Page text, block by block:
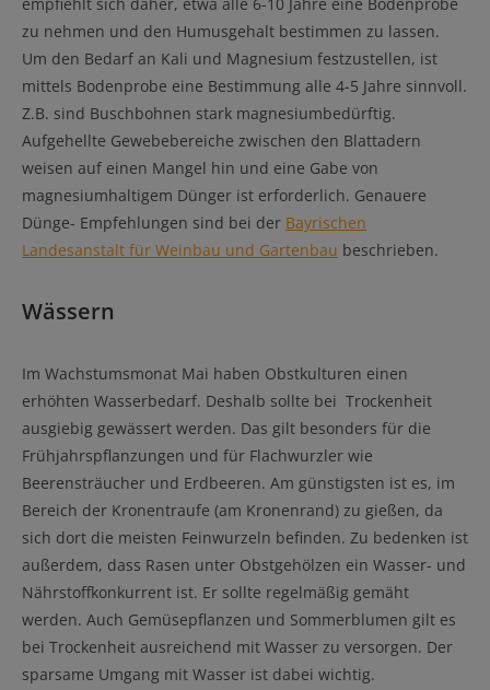
zu nehmen und den Humusgehalt bestimmen zu lassen.
Um den Bedarf an Kali und Magnesium festzustellen, ist
mittels Bodenprobe eine Bestimmung alle 4-5 Jahre sinnvoll.
Z.B. sind Buschbohnen stark magnesiumbedürftig.
Aufgehellte Gewebebereiche zwischen den Blattadern
weisen auf einen Mangel hin und eine Gabe von
magnesiumhaltigem Dünger ist erforderlich. Genauere
Dünge- Empfehlungen sind bei der Bayrischen
Landesanstalt für Weinbau und Gartenbau beschrieben.
Wässern
Im Wachstumsmonat Mai haben Obstkulturen einen
erhöhten Wasserbedarf. Deshalb sollte bei Trockenheit
ausgiebig gewässert werden. Das gilt besonders für die
Frühjahrspflanzungen und für Flachwurzler wie
Beerensträucher und Erdbeeren. Am günstigsten ist es, im
Bereich der Kronentraufe (am Kronenrand) zu gießen, da
sich dort die meisten Feinwurzeln befinden. Zu bedenken ist
außerdem, dass Rasen unter Obstgehölzen ein Wasser- und
Nährstoffkonkurrent ist. Er sollte regelmäßig gemäht
werden. Auch Gemüsepflanzen und Sommerblumen gilt es
bei Trockenheit ausreichend mit Wasser zu versorgen. Der
sparsame Umgang mit Wasser ist dabei wichtig.